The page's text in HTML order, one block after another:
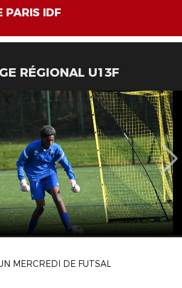
PARIS IDF
RÉGIONAL U13F
MERCREDI DE FUTSAL